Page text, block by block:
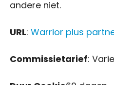
andere niet.
URL: Warrior plus
Commissietarief: